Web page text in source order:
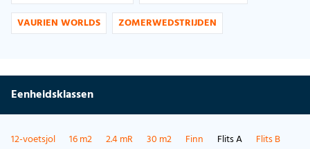
VAURIEN WORLDS
ZOMERWEDSTRIJDEN
Eenheidsklassen
12-voetsjol 16 m2 2.4 mR 30 m2 Finn Flits A
Flits B